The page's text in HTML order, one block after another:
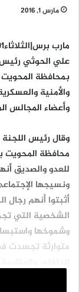
مارس 1, 2016
علي الحوثي رئيس
بمحافظة المحويت
والأمنية
وأعضاء المجالس
وقال رئيس اللجنة
محافظة المحويت
للعدو والصديق
ونسيجها
أثبتوا أنهم
الشخصية التي
وشموخها
متوارثة تجسدت